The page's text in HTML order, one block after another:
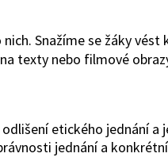
Snažíme se žáky vést
texty nebo filmové
etického jednání a
jednání a